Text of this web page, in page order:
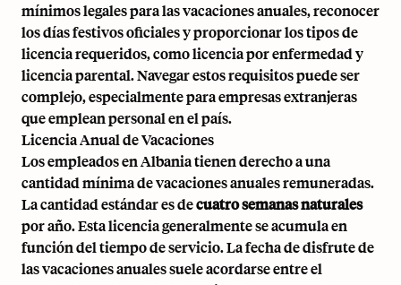
mínimos legales para las vacaciones anuales, reconocer
los días festivos oficiales y proporcionar los tipos de
licencia requeridos, como licencia por enfermedad y
licencia parental. Navegar estos requisitos puede ser
complejo, especialmente para empresas extranjeras
que emplean personal en el país.
Licencia Anual de Vacaciones
Los empleados en Albania tienen derecho a una
cantidad mínima de vacaciones anuales remuneradas.
La cantidad estándar es decuatro semanas naturales
por año. Esta licencia generalmente se acumula en
función del tiempo de servicio. La fecha de disfrute de
las vacaciones anuales suele acordarse entre el